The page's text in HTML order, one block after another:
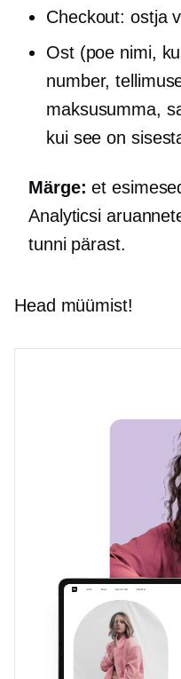
Checkout: ostja
Ost (poe nimi,
number,
maksusumma,
kui see on
Märge: et
Analyticsi
tunni pärast.
Head müümist!